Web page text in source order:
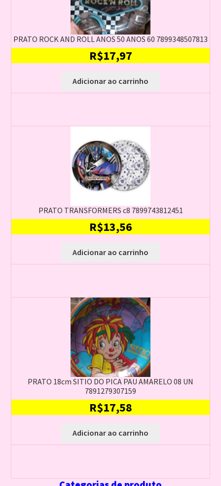
PRATO ROCK AND ROLL ANOS 50 ANOS 60 7899348507813
R$17,97
Adicionar ao carrinho
PRATO TRANSFORMERS c8 7899743812451
R$13,56
Adicionar ao carrinho
PRATO 18cm SITIO DO PICA PAU AMARELO 08 UN
7891279307159
R$17,58
Adicionar ao carrinho